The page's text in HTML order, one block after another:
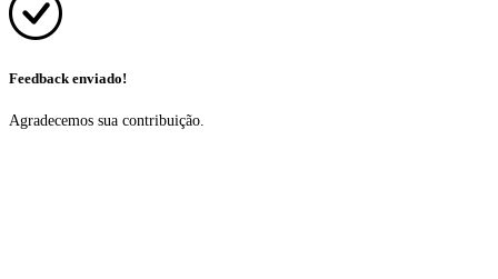
Feedback enviado!
Agradecemos sua contribuição.